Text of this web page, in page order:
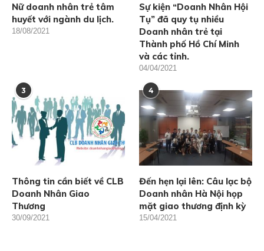
Nữ doanh nhân trẻ tâm
huyết với ngành du lịch.
18/08/2021
Sự kiện “Doanh Nhân Hội
Tụ” đã quy tụ nhiều
Doanh nhân trẻ tại
Thành phố Hồ Chí Minh
và các tỉnh.
04/04/2021
3
Thông tin cần biết về CLB
Doanh Nhân Giao
Thương
30/09/2021
4
Đến hẹn lại lên: Câu lạc bộ
Doanh nhân Hà Nội họp
mặt giao thương định kỳ
15/04/2021